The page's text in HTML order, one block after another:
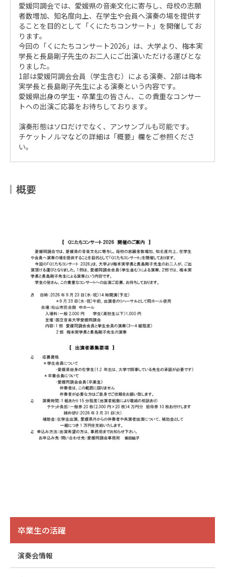
愛媛同調会では、愛媛県の音楽文化に寄与し、母校の志願
者数増加、知名度向上、在学生や会員へ演奏の場を提供す
ることを目的として「くにたちコンサート」を開催してお
ります。
今回の「くにたちコンサート2026」は、大学より、梅本実
学長と長島剛子先生のお二人にご出演いただける運びとな
りました。
1部は愛媛同調会会員（学生含む）による演奏、2部は梅本
実学長と長島剛子先生による演奏という内容です。
愛媛県出身の学生・卒業生の皆さん、この貴重なコンサー
トへの出演ご応募をお待ちしております。
演奏形態はソロだけでなく、アンサンブルも可能です。
チケットノルマなどの詳細は「概要」欄をご参照くださ
い。
概要
卒業生の活躍
演奏会情報